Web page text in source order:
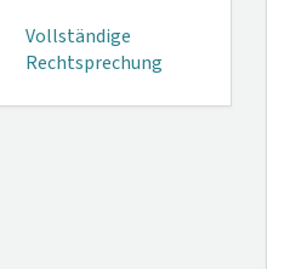
Vollständige
Rechtsprechung